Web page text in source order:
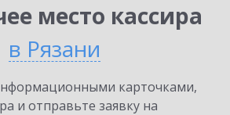
место кассира
в Рязани
карточками,
и отправьте заявку на